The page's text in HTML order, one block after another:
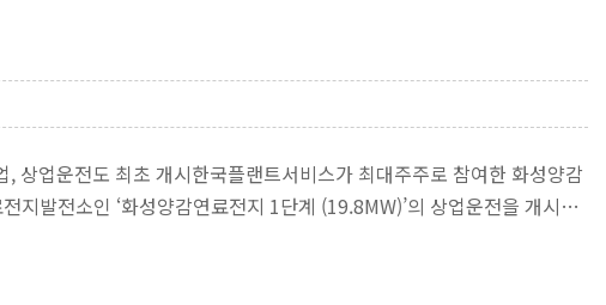
업운전도 최초 개시한국플랜트서비스가 최대주주로 참여한 화성양감
발전소인 ‘화성양감연료전지 1단계 (19.8MW)’의 상업운전을 개시했